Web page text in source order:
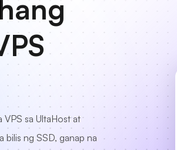
sa UltaHost at
bilis ng SSD, ganap na